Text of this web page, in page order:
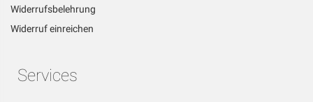
Widerrufsbelehrung
Widerruf einreichen
Services